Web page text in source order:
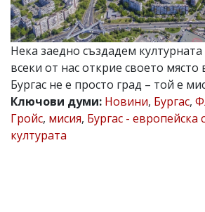
Главен
редактор:
Иван
Колев,
email:
office@flagman.bg
Коментарите
под
статиите
се
Нека заедно създадем културната
всеки от нас открие своето
Бургас не е просто град – той е
Ключови думи: Новини, Бургас,
Гройс, мисия, Бургас - европейска
културата